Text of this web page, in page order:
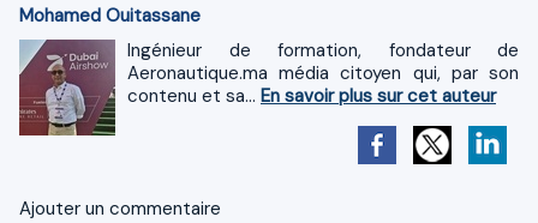
Mohamed Ouitassane
Ingénieur de formation, fondateur de
Aeronautique.ma média citoyen qui, par son
contenu et sa... En savoir plus sur cet auteur
Ajouter un commentaire